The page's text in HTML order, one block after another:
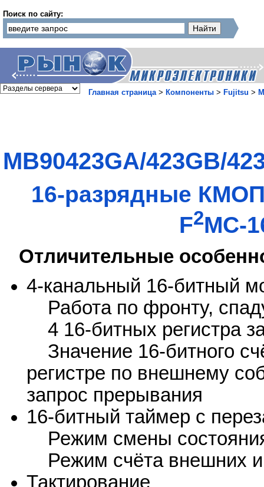
Поиск по сайту:
Главная страница> Компоненты > Fujitsu >
MB90423GA/423GB/
16-разрядные
F2MC-
Отличительные
4-канальный 16-битный
Работа по фронту,
4 16-битных регистра
Значение 16-битного
регистре по внешнему
запрос прерывания
16-битный таймер с
Режим смены
Режим счёта внешних
Тактирование